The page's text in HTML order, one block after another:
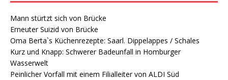
Mann stürtzt sich von Brücke
Erneuter Suizid von Brücke
Oma Berta`s Küchenrezepte: Saarl. Dippelappes / Schales
Kurz und Knapp: Schwerer Badeunfall in Homburger
Wasserwelt
Peinlicher Vorfall mit einem Filialleiter von ALDI Süd